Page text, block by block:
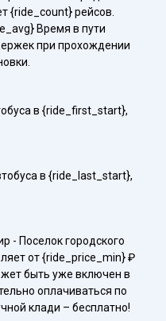
{ride_count} рейсов.
Время в пути
при прохождении
в {ride_first_start},
в {ride_last_start},
- Поселок городского
от {ride_price_min} ₽
быть уже включен в
оплачиваться по
клади – бесплатно!